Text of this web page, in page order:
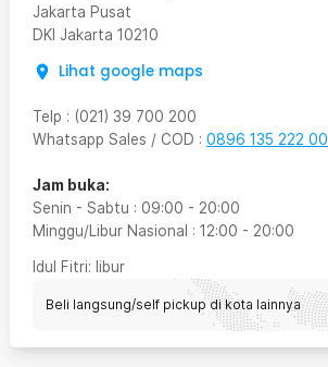
Jakarta Pusat
DKI Jakarta 10210
Lihat google maps
Telp : (021) 39 700 200
Whatsapp Sales / COD : 0896 135 222 00
Jam buka:
Senin - Sabtu : 09:00 - 20:00
Minggu/Libur Nasional : 12:00 - 20:00
Idul Fitri: libur
Beli langsung/self pickup di kota lainnya